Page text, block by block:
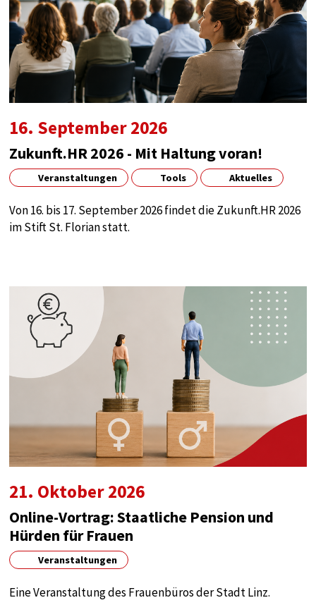
16. September 2026
Zukunft.HR 2026 - Mit Haltung voran!
Veranstaltungen Tools Aktuelles
Von 16. bis 17. September 2026 findet die Zukunft.HR 2026
im Stift St. Florian statt.
21. Oktober 2026
Online-Vortrag: Staatliche Pension und
Hürden für Frauen
Veranstaltungen
Eine Veranstaltung des Frauenbüros der Stadt Linz.